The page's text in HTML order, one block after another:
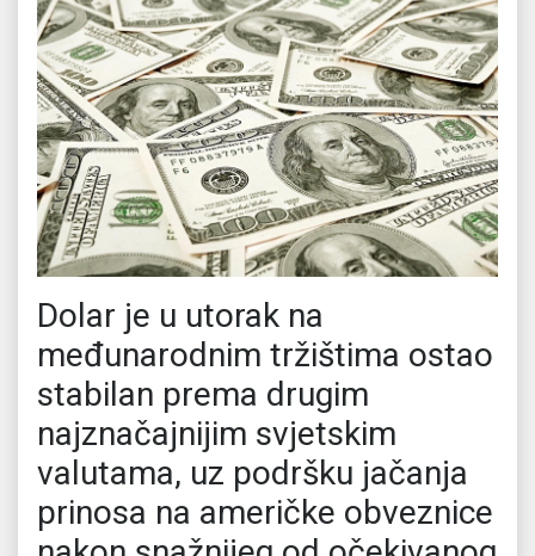
Dolar je u utorak na
međunarodnim tržištima ostao
stabilan prema drugim
najznačajnijim svjetskim
valutama, uz podršku jačanja
prinosa na američke obveznice